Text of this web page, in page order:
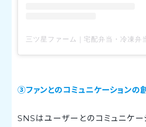
③ファンとのコミュニケーションの
SNSはユーザーとのコミュニケー